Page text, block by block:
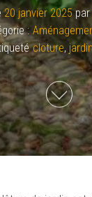
20 janvier 2025par
:
cloture, jardin